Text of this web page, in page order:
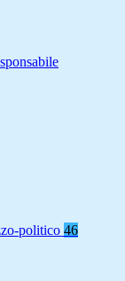
politico 46